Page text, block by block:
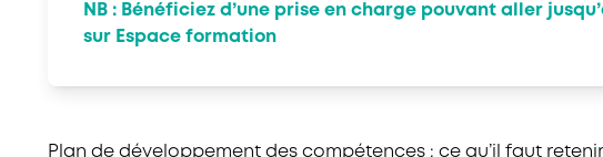
NB : Bénéficiez d’une prise en charge pouvant aller
sur Espace formation
Plan de développement des compétences : ce qu’il faut retenir